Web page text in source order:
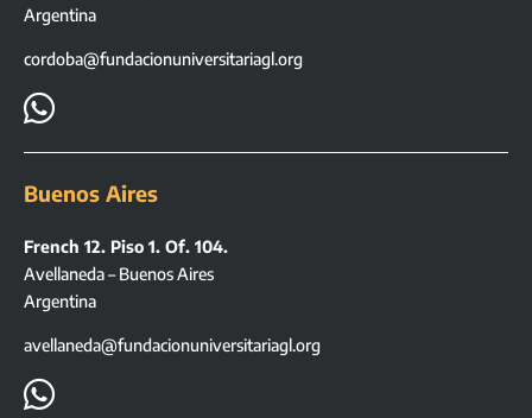
Argentina
cordoba@fundacionuniversitariagl.org

Buenos Aires
French 12. Piso 1. Of. 104.
Avellaneda – Buenos Aires
Argentina
avellaneda@fundacionuniversitariagl.org
